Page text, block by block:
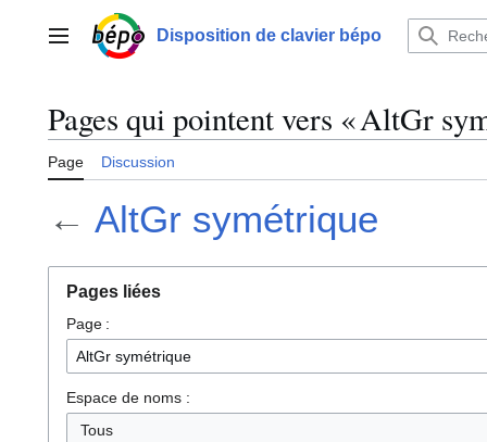
contenuMenu principalDisposition de clavier bépo
Pages qui pointent vers « AltGr
Page Discussion
← AltGr symétrique
Pages liées
Page :
Espace de noms :
Tous